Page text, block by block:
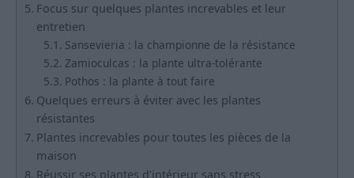
Focus sur quelques plantes increvables et leur
entretien
Sansevieria : la championne de la résistance
Zamioculcas : la plante ultra-tolérante
Pothos : la plante à tout faire
Quelques erreurs à éviter avec les plantes
résistantes
Plantes increvables pour toutes les pièces de la
maison
Réussir ses plantes d’intérieur sans stress